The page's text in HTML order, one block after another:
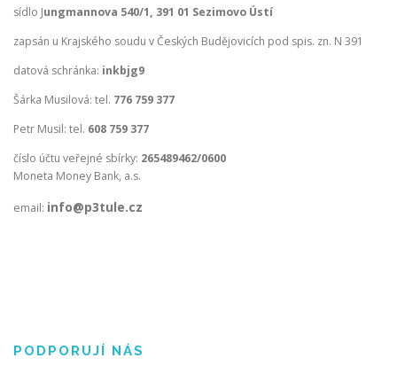
sídlo Jungmannova 540/1, 391 01 Sezimovo Ústí
zapsán u Krajského soudu v Českých Budějovicích pod spis. zn. N 391
datová schránka: inkbjg9
Šárka Musilová: tel. 776 759 377
Petr Musil: tel. 608 759 377
číslo účtu veřejné sbírky: 265489462/0600
Moneta Money Bank, a.s.
email: info@p3tule.cz
PODPORUJÍ NÁS